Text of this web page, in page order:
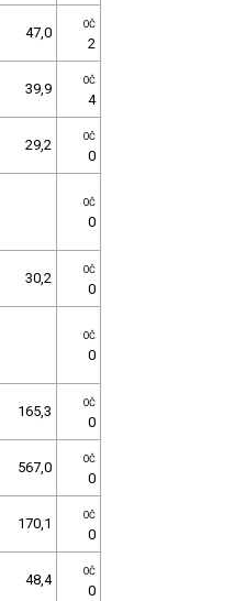
47,0 OČ
2
39,9 OČ
4
29,2 OČ
0
OČ
0
30,2 OČ
0
OČ
0
165,3 OČ
0
567,0 OČ
0
170,1 OČ
0
48,4 OČ
0